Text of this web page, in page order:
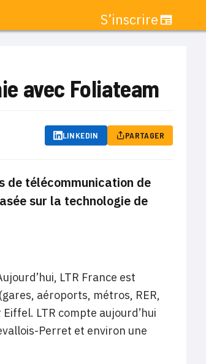
S’inscrire
avec Foliateam
LINKEDIN PARTAGER
de télécommunication de
sur la technologie de
LTR France est
aéroports, métros, RER,
LTR compte aujourd’hui
Perret et environ une